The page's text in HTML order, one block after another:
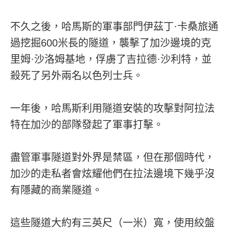
不久之後，哈馬斯的軍事部門伊茲丁·卡桑旅通
過挖掘600米長的隧道，襲擊了加沙邊境的克
里姆·沙洛姆基地，俘虜了吉拉德·沙利特，並
殺死了另外兩名以色列士兵。
一年後，哈馬斯利用隧道安裝的攻擊對阿拉法
特在加沙的部隊發起了軍事打擊。
盡管軍事隧道對外界是禁區，但在那個時代，
加沙的走私者會炫耀他們在拉法邊境下幾乎沒
有隱藏的商業隧道。
這些隧道大約有三英尺（一米）寬，使用絞盤